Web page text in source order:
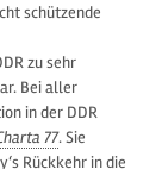
schützende
zu sehr
Bei aller
in der DDR
77. Sie
Rückkehr in die